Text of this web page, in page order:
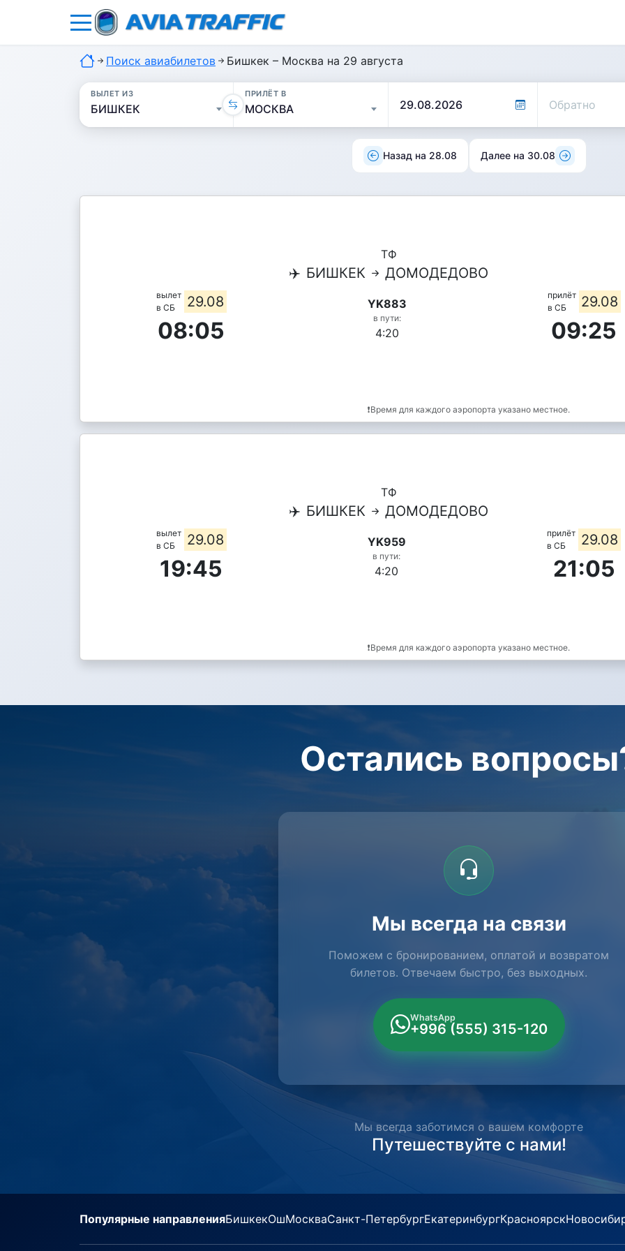
Поиск авиабилетов Бишкек – Москва на 29 августа
ВЫЛЕТ ИЗ ПРИЛЁТ В
Назад на 28.08 Далее на 30.08
ТФ
✈️ БИШКЕК ДОМОДЕДОВО
вылет
в СБ
29.08
08:05
YK883
в пути:
4:20
прилёт
в СБ
29.08
09:25
❗Время для каждого аэропорта указано местное.
ТФ
✈️ БИШКЕК ДОМОДЕДОВО
вылет
в СБ
29.08
19:45
YK959
в пути:
4:20
прилёт
в СБ
29.08
21:05
❗Время для каждого аэропорта указано местное.
Остались
Мы всегда на связи
Поможем с бронированием, оплатой и возвратом
билетов. Отвечаем быстро, без выходных.
WhatsApp
+996 (555) 315-120
Мы всегда заботимся о вашем комфорте
Путешествуйте с нами!
Популярные направленияБишкекОшМоскваСанкт-ПетербургЕкатеринбургКрасноярск